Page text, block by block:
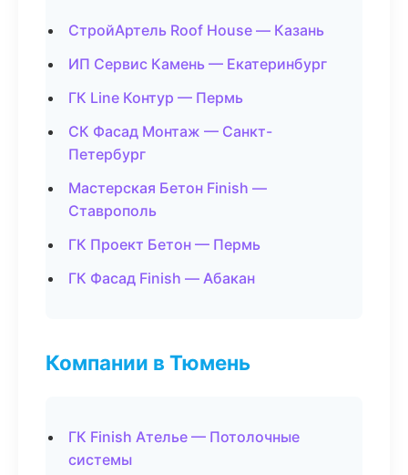
СтройАртель Roof House — Казань
ИП Сервис Камень — Екатеринбург
ГК Line Контур — Пермь
СК Фасад Монтаж — Санкт-
Петербург
Мастерская Бетон Finish —
Ставрополь
ГК Проект Бетон — Пермь
ГК Фасад Finish — Абакан
Компании в Тюмень
ГК Finish Ателье — Потолочные
системы